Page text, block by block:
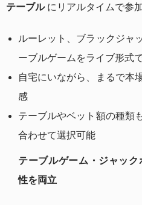
テーブルにリアルタイムで参
ルーレット、ブラックジャ
ーブルゲームをライブ形式
自宅にいながら、まるで本
感
テーブルやベット額の種類
合わせて選択可能
テーブルゲーム・ジャッ
性を両立